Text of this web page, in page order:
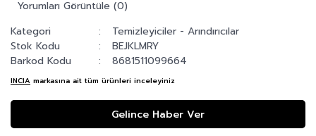
Yorumları Görüntüle (0)
Kategori
Temizleyiciler - Arındırıcılar
Stok Kodu
BEJKLMRY
Barkod Kodu
8681511099664
INCIA markasına ait tüm ürünleri inceleyiniz
Gelince Haber Ver